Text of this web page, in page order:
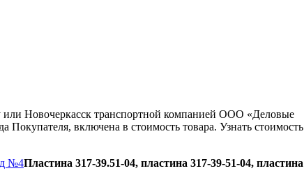
или Новочеркасск транспортной компанией ООО «Деловые
включена в стоимость товара. Узнать стоимость
№4Пластина 317-39.51-04, пластина 317-39-51-04, пластина